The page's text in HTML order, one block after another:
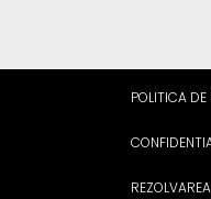
POLITICA DE